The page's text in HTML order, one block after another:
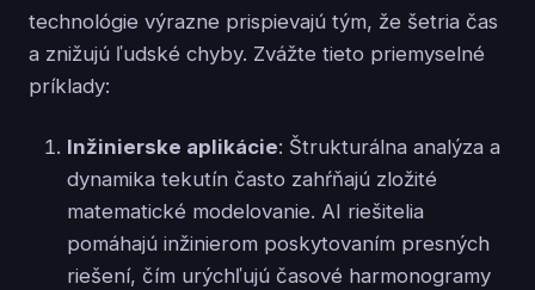
technológie výrazne prispievajú tým, že šetria čas
a znižujú ľudské chyby. Zvážte tieto priemyselné
príklady:
Inžinierske aplikácie: Štrukturálna analýza a
dynamika tekutín často zahŕňajú zložité
matematické modelovanie. AI riešitelia
pomáhajú inžinierom poskytovaním presných
riešení, čím urýchľujú časové harmonogramy